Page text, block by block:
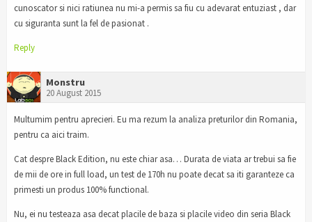
cunoscator si nici ratiunea nu mi-a permis sa fiu cu adevarat entuziast , dar
cu siguranta sunt la fel de pasionat .
Reply
Monstru
20 August 2015
Multumim pentru aprecieri. Eu ma rezum la analiza preturilor din Romania,
pentru ca aici traim.
Cat despre Black Edition, nu este chiar asa… Durata de viata ar trebui sa fie
de mii de ore in full load, un test de 170h nu poate decat sa iti garanteze ca
primesti un produs 100% functional.
Nu, ei nu testeaza asa decat placile de baza si placile video din seria Black